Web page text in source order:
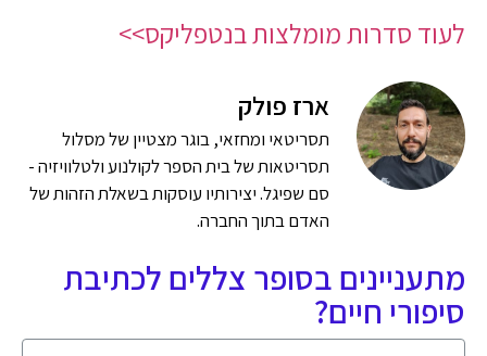
לעוד סדרות מומלצות בנטפליקס>>
ארז פולק
תסריטאי ומחזאי, בוגר מצטיין של מסלול
תסריטאות של בית הספר לקולנוע ולטלוויזיה -
סם שפיגל. יצירותיו עוסקות בשאלת הזהות של
האדם בתוך החברה.
מתעניינים בסופר צללים לכתיבת
סיפורי חיים?